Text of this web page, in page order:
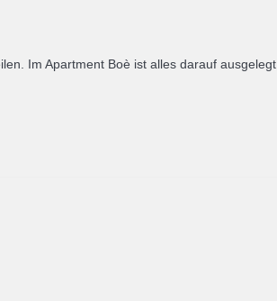
Im Apartment Boè ist alles darauf